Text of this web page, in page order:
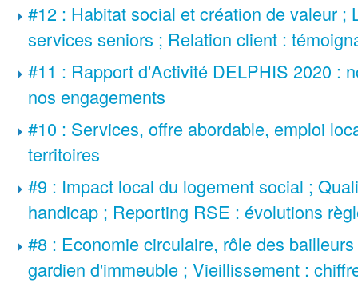
#12 : Habitat social et création de valeur ;
services seniors ; Relation client :
#11 : Rapport d'Activité DELPHIS 2020 :
nos engagements
#10 : Services, offre abordable, emploi
territoires
#9 : Impact local du logement social ;
handicap ; Reporting RSE : évolutions
#8 : Economie circulaire, rôle des
gardien d'immeuble ; Vieillissement :